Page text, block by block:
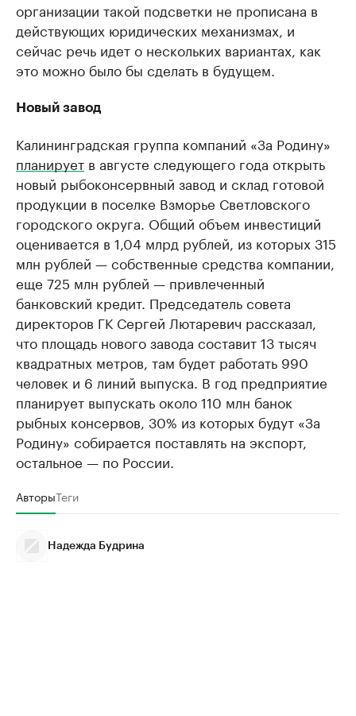
организации такой подсветки не прописана в
действующих юридических механизмах, и
сейчас речь идет о нескольких вариантах, как
это можно было бы сделать в будущем.
Новый завод
Калининградская группа компаний «За Родину»
планирует в августе следующего года открыть
новый рыбоконсервный завод и склад готовой
продукции в поселке Взморье Светловского
городского округа. Общий объем инвестиций
оценивается в 1,04 млрд рублей, из которых 315
млн рублей — собственные средства компании,
еще 725 млн рублей — привлеченный
банковский кредит. Председатель совета
директоров ГК Сергей Лютаревич рассказал,
что площадь нового завода составит 13 тысяч
квадратных метров, там будет работать 990
человек и 6 линий выпуска. В год предприятие
планирует выпускать около 110 млн банок
рыбных консервов, 30% из которых будут «За
Родину» собирается поставлять на экспорт,
остальное — по России.
АвторыТеги
Надежда Будрина